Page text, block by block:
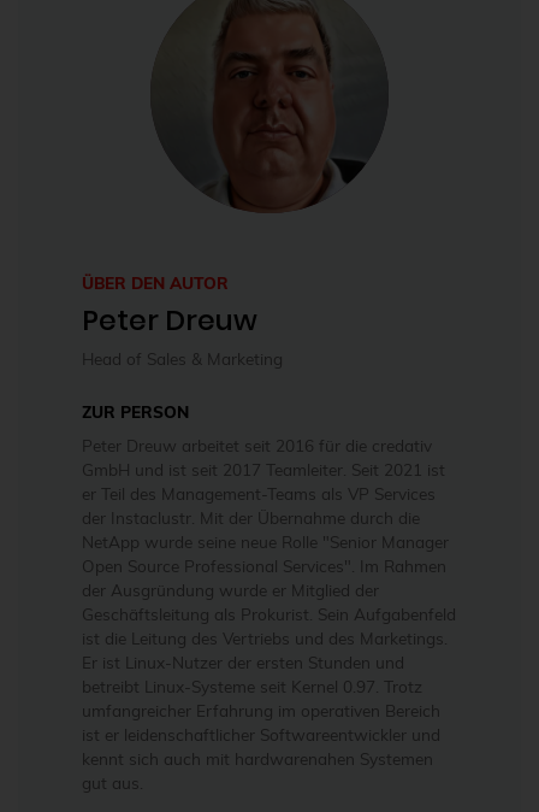
ÜBER DEN AUTOR
Peter Dreuw
Head of Sales & Marketing
ZUR PERSON
Peter Dreuw arbeitet seit 2016 für die credativ
GmbH und ist seit 2017 Teamleiter. Seit 2021 ist
er Teil des Management-Teams als VP Services
der Instaclustr. Mit der Übernahme durch die
NetApp wurde seine neue Rolle "Senior Manager
Open Source Professional Services". Im Rahmen
der Ausgründung wurde er Mitglied der
Geschäftsleitung als Prokurist. Sein Aufgabenfeld
ist die Leitung des Vertriebs und des Marketings.
Er ist Linux-Nutzer der ersten Stunden und
betreibt Linux-Systeme seit Kernel 0.97. Trotz
umfangreicher Erfahrung im operativen Bereich
ist er leidenschaftlicher Softwareentwickler und
kennt sich auch mit hardwarenahen Systemen
gut aus.